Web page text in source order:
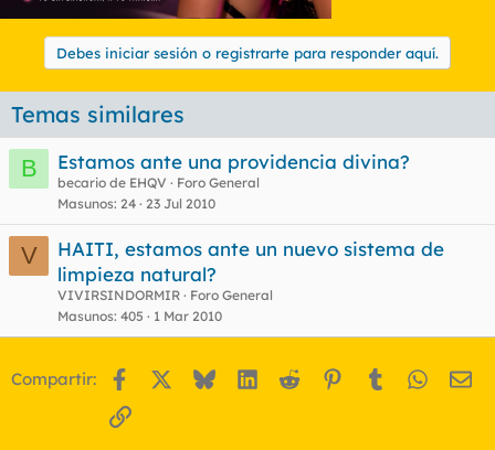
Debes iniciar sesión o registrarte para responder aquí.
Temas similares
B
Estamos ante una providencia divina?
becario de EHQV
Foro General
Masunos 24 23 Jul 2010
V
HAITI, estamos ante un nuevo sistema de
limpieza natural?
VIVIRSINDORMIR
Foro General
Masunos 405 1 Mar 2010
Compartir: Facebook BlueskyLinkedIn
Reddit Pinterest
Tumblr
Enlace